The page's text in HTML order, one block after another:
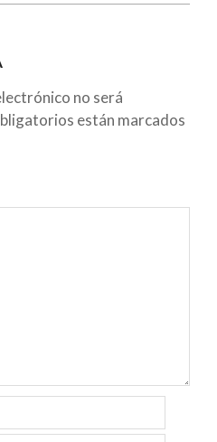
no será
están marcados